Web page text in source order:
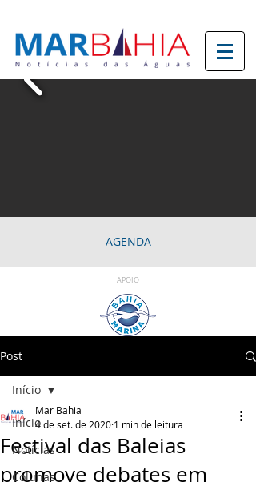
AGENDA
APOIO
Post
Início
Notícias
Colunas
Início
Festival das Baleias
promove debates em
Mar Bahia
4 de set. de 2020 1 min de leitura